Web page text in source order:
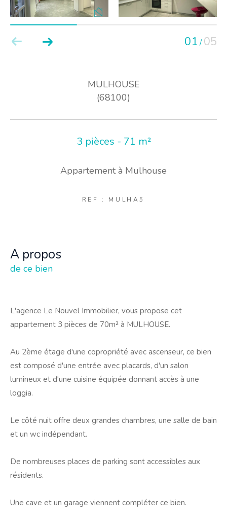
01 / 05
MULHOUSE
(68100)
3 pièces - 71 m²
Appartement à Mulhouse
REF : MULHA5
a propos
de ce bien
L'agence Le Nouvel Immobilier, vous propose cet
appartement 3 pièces de 70m² à MULHOUSE.
Au 2ème étage d'une copropriété avec ascenseur, ce bien
est composé d'une entrée avec placards, d'un salon
lumineux et d'une cuisine équipée donnant accès à une
loggia.
Le côté nuit offre deux grandes chambres, une salle de bain
et un wc indépendant.
De nombreuses places de parking sont accessibles aux
résidents.
Une cave et un garage viennent compléter ce bien.